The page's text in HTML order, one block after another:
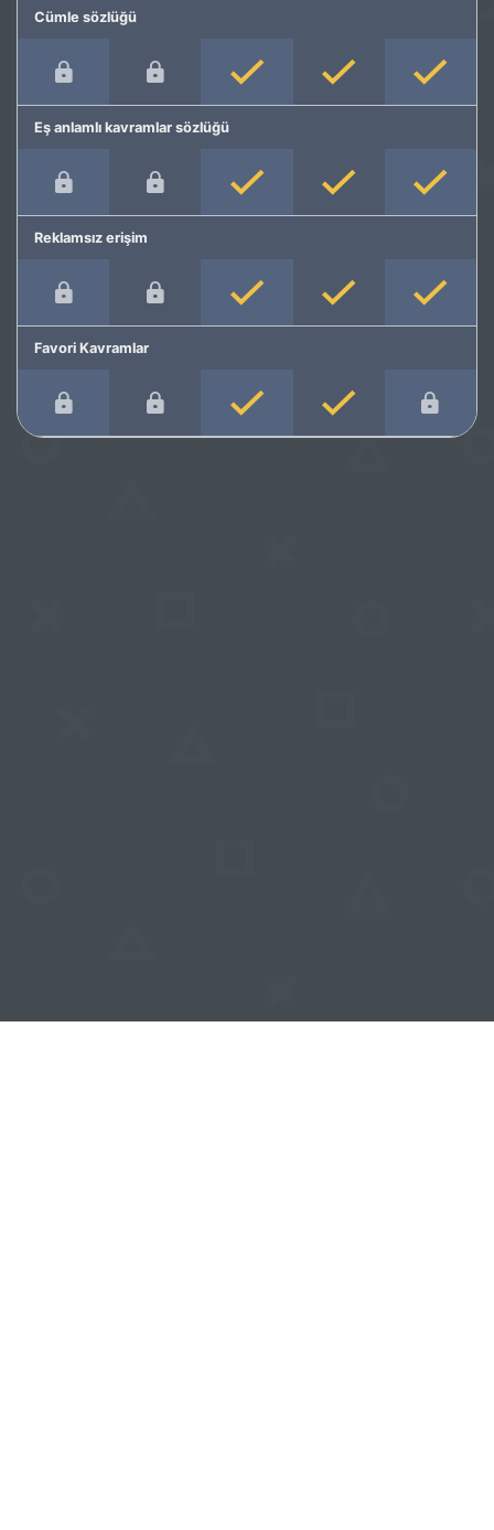
Cümle sözlüğü
Eş anlamlı kavramlar sözlüğü
Reklamsız erişim
Favori Kavramlar